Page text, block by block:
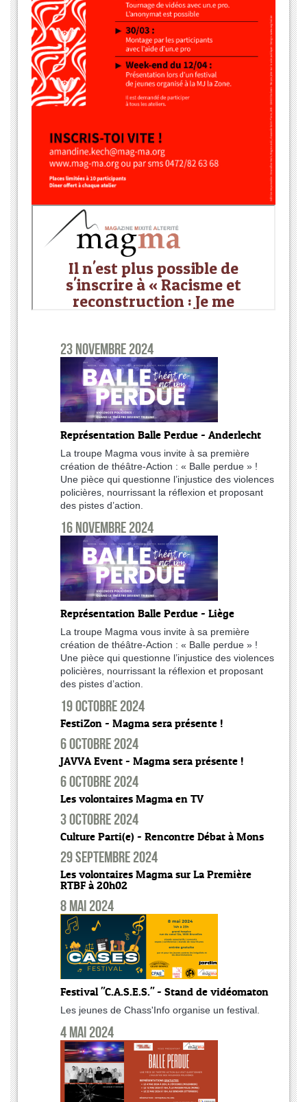
23 novembre 2024
Représentation Balle Perdue - Anderlecht
La troupe Magma vous invite à sa première
création de théâtre-Action : « Balle perdue » !
Une pièce qui questionne l’injustice des violences
policières, nourrissant la réflexion et proposant
des pistes d’action.
16 novembre 2024
Représentation Balle Perdue - Liège
La troupe Magma vous invite à sa première
création de théâtre-Action : « Balle perdue » !
Une pièce qui questionne l’injustice des violences
policières, nourrissant la réflexion et proposant
des pistes d’action.
19 octobre 2024
FestiZon - Magma sera présente !
6 octobre 2024
JAVVA Event - Magma sera présente !
6 octobre 2024
Les volontaires Magma en TV
3 octobre 2024
Culture Parti(e) - Rencontre Débat à Mons
29 septembre 2024
Les volontaires Magma sur La Première
RTBF à 20h02
8 mai 2024
Festival "C.A.S.E.S." - Stand de vidéomaton
Les jeunes de Chass'Info organise un festival.
4 mai 2024